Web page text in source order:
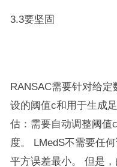
3.3要坚固
RANSAC需要针对给
设的阈值c和用于生成
估：需要自动调整阈值
度。 LMedS不需要任
平方误差最小。 但是